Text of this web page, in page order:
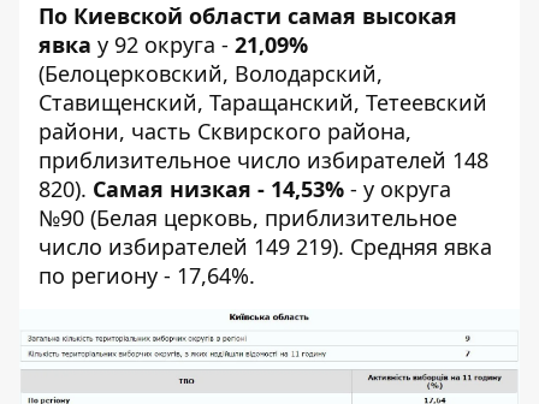
По Киевской области самая высокая
явка у 92 округа - 21,09%
(Белоцерковский, Володарский,
Ставищенский, Таращанский, Тетеевский
райони, часть Сквирского района,
приблизительное число избирателей 148
820). Самая низкая - 14,53% - у округа
№90 (Белая церковь, приблизительное
число избирателей 149 219). Средняя явка
по региону - 17,64%.